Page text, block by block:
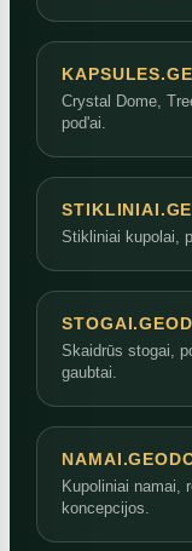
Crystal Dome,
pod'ai.
Stikliniai kupolai,
Skaidrūs stogai,
gaubtai.
Kupoliniai namai,
koncepcijos.